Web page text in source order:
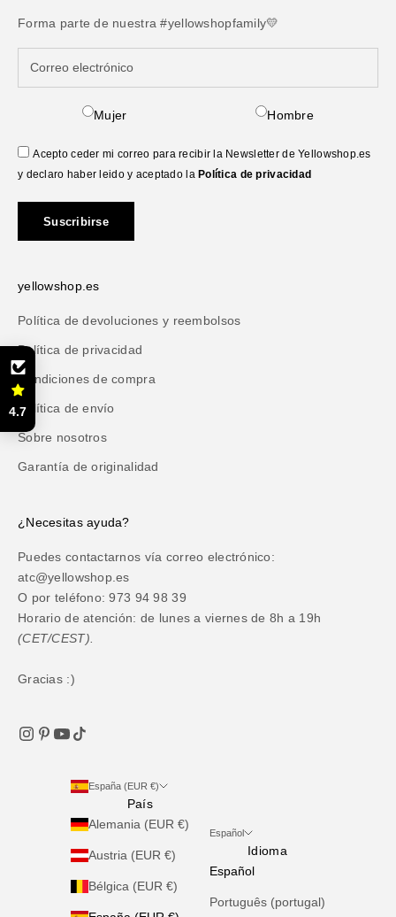
Forma parte de nuestra #yellowshopfamily💛
Mujer Hombre
Acepto ceder mi correo para recibir la Newsletter de Yellowshop.es
y declaro haber leido y aceptado la Política de privacidad
Suscribirse
yellowshop.es
Política de devoluciones y reembolsos
Política de privacidad
Condiciones de compra
Política de envío
Sobre nosotros
Garantía de originalidad
¿Necesitas ayuda?
Puedes contactarnos vía correo electrónico:
atc@yellowshop.es
O por teléfono: 973 94 98 39
Horario de atención: de lunes a viernes de 8h a 19h
(CET/CEST).
Gracias :)
España (EUR €)
País
Alemania (EUR €)
Austria (EUR €)
Bélgica (EUR €)
Español
Idioma
Español
Português (portugal)
4.7